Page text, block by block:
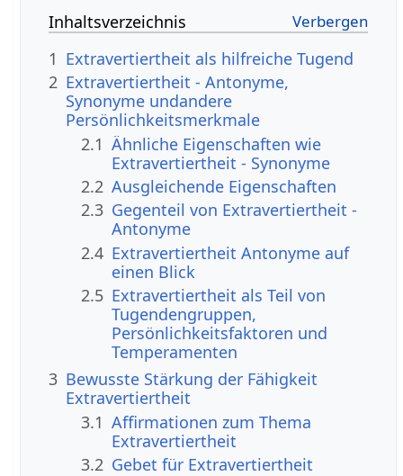
Inhaltsverzeichnis
1 Extravertiertheit als hilfreiche Tugend
2 Extravertiertheit - Antonyme,
Synonyme undandere
Persönlichkeitsmerkmale
2.1 Ähnliche Eigenschaften wie
Extravertiertheit - Synonyme
2.2 Ausgleichende Eigenschaften
2.3 Gegenteil von Extravertiertheit -
Antonyme
2.4 Extravertiertheit Antonyme auf
einen Blick
2.5 Extravertiertheit als Teil von
Tugendengruppen,
Persönlichkeitsfaktoren und
Temperamenten
3 Bewusste Stärkung der Fähigkeit
Extravertiertheit
3.1 Affirmationen zum Thema
Extravertiertheit
3.2 Gebet für Extravertiertheit